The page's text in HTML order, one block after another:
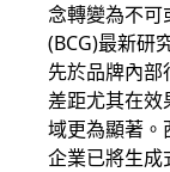
念轉變為不
(BCG)最新研
先於品牌內
差距尤其在效
域更為顯著。
企業已將生成